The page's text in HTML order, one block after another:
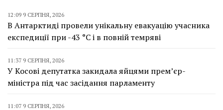
12:09 9 СЕРПНЯ, 2026
В Антарктиді провели унікальну евакуацію учасника
експедиції при -43 °C і в повній темряві
11:37 9 СЕРПНЯ, 2026
У Косові депутатка закидала яйцями прем’єр-
міністра під час засідання парламенту
11:07 9 СЕРПНЯ, 2026